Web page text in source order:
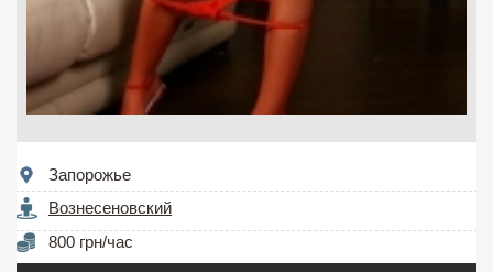
Запорожье
Вознесеновский
800 грн/час